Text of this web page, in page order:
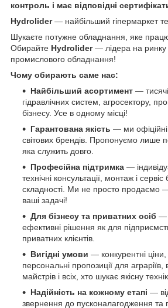
контроль і має відповідні
Hydrolider— найбільший гіпермаркет
Шукаєте потужне обладнання, яке
Обирайте Hydrolider— лідера на ринку
промислового обладнання!
Чому обирають саме нас:
Найбільший асортимент —
гідравлічних систем, агросектору,
бізнесу. Усе в одному місці!
Гарантована якість — ми
світових брендів. Пропонуємо лише
яка служить довго.
Професійна підтримка —
технічні консультації, монтаж і сервіс
складності. Ми не просто продаємо
ваші задачі!
Для бізнесу та приватних осіб —
ефективні рішення як для
приватних клієнтів.
Вигідні умови — конкурентні
персональні пропозиції для аграріїв,
майстрів і всіх, хто шукає якісну
Надійність на кожному етапі —
звернення до пусконалагодження та